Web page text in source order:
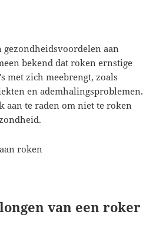
gezondheidsvoordelen aan
bekend dat roken ernstige
met zich meebrengt, zoals
en ademhalingsproblemen.
aan te raden om niet te roken
van een roker